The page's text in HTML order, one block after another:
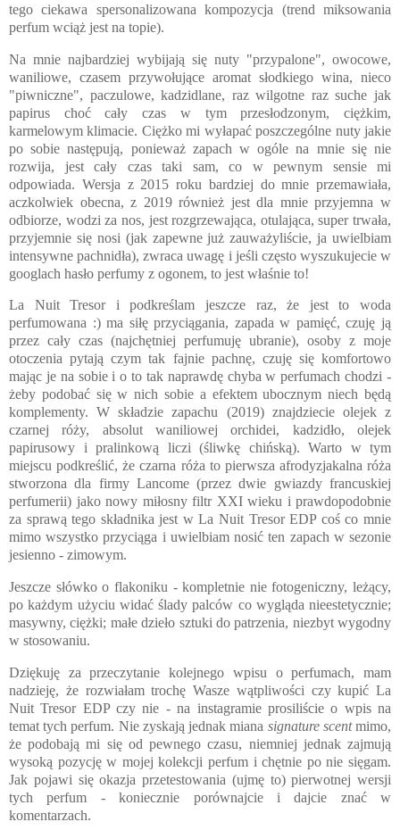
tego ciekawa spersonalizowana kompozycja (trend miksowania
perfum wciąż jest na topie).
Na mnie najbardziej wybijają się nuty "przypalone", owocowe,
waniliowe, czasem przywołujące aromat słodkiego wina, nieco
"piwniczne", paczulowe, kadzidlane, raz wilgotne raz suche jak
papirus choć cały czas w tym przesłodzonym, ciężkim,
karmelowym klimacie. Ciężko mi wyłapać poszczególne nuty jakie
po sobie następują, ponieważ zapach w ogóle na mnie się nie
rozwija, jest cały czas taki sam, co w pewnym sensie mi
odpowiada. Wersja z 2015 roku bardziej do mnie przemawiała,
aczkolwiek obecna, z 2019 również jest dla mnie przyjemna w
odbiorze, wodzi za nos, jest rozgrzewająca, otulająca, super trwała,
przyjemnie się nosi (jak zapewne już zauważyliście, ja uwielbiam
intensywne pachnidła), zwraca uwagę i jeśli często wyszukujecie w
googlach hasło perfumy z ogonem, to jest właśnie to!
La Nuit Tresor i podkreślam jeszcze raz, że jest to woda
perfumowana :) ma siłę przyciągania, zapada w pamięć, czuję ją
przez cały czas (najchętniej perfumuję ubranie), osoby z moje
otoczenia pytają czym tak fajnie pachnę, czuję się komfortowo
mając je na sobie i o to tak naprawdę chyba w perfumach chodzi -
żeby podobać się w nich sobie a efektem ubocznym niech będą
komplementy. W składzie zapachu (2019) znajdziecie olejek z
czarnej róży, absolut waniliowej orchidei, kadzidło, olejek
papirusowy i pralinkową liczi (śliwkę chińską). Warto w tym
miejscu podkreślić, że czarna róża to pierwsza afrodyzjakalna róża
stworzona dla firmy Lancome (przez dwie gwiazdy francuskiej
perfumerii) jako nowy miłosny filtr XXI wieku i prawdopodobnie
za sprawą tego składnika jest w La Nuit Tresor EDP coś co mnie
mimo wszystko przyciąga i uwielbiam nosić ten zapach w sezonie
jesienno - zimowym.
Jeszcze słówko o flakoniku - kompletnie nie fotogeniczny, leżący,
po każdym użyciu widać ślady palców co wygląda nieestetycznie;
masywny, ciężki; małe dzieło sztuki do patrzenia, niezbyt wygodny
w stosowaniu.
Dziękuję za przeczytanie kolejnego wpisu o perfumach, mam
nadzieję, że rozwiałam trochę Wasze wątpliwości czy kupić La
Nuit Tresor EDP czy nie - na instagramie prosiliście o wpis na
temat tych perfum. Nie zyskają jednak miana signature scentmimo,
że podobają mi się od pewnego czasu, niemniej jednak zajmują
wysoką pozycję w mojej kolekcji perfum i chętnie po nie sięgam.
Jak pojawi się okazja przetestowania (ujmę to) pierwotnej wersji
tych perfum - koniecznie porównajcie i dajcie znać w
komentarzach.